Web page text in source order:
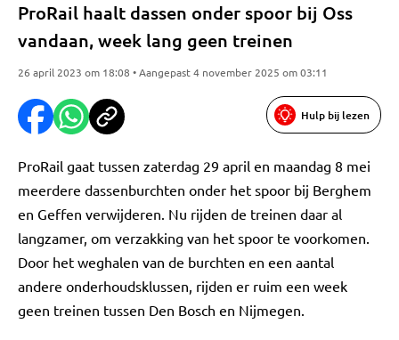
ProRail haalt dassen onder spoor bij Oss
vandaan, week lang geen treinen
26 april 2023 om 18:08 • Aangepast 4 november 2025 om 03:11
Hulp bij lezen
ProRail gaat tussen zaterdag 29 april en maandag 8 mei
meerdere dassenburchten onder het spoor bij Berghem
en Geffen verwijderen. Nu rijden de treinen daar al
langzamer, om verzakking van het spoor te voorkomen.
Door het weghalen van de burchten en een aantal
andere onderhoudsklussen, rijden er ruim een week
geen treinen tussen Den Bosch en Nijmegen.